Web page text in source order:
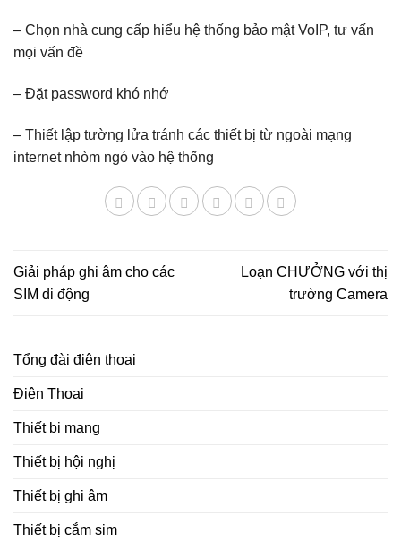
Tổng đài điện thoại
Điện Thoại
Thiết bị mạng
Thiết bị hội nghị
Thiết bị ghi âm
Thiết bị cắm sim
– Chọn nhà cung cấp hiểu hệ thống bảo mật VoIP, tư vấn
mọi vấn đề
– Đặt password khó nhớ
– Thiết lập tường lửa tránh các thiết bị từ ngoài mạng
internet nhòm ngó vào hệ thống
Giải pháp ghi âm cho các
SIM di động
Loạn CHƯỞNG với thị
trường Camera